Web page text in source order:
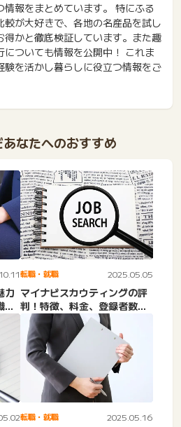
情報をまとめています。 特にふる
較が大好きで、各地の名産品を試し
得かと徹底検証しています。また趣
についても情報を公開中！ これま
験を活かし暮らしに役立つ情報をご
なたへのおすすめ
力
に
転職・就職 2025.05.05
マイナビスカウティングの評
判！特徴、料金、登録者数、
エージェントスカウトとの
違...
転職・就職 2025.05.16